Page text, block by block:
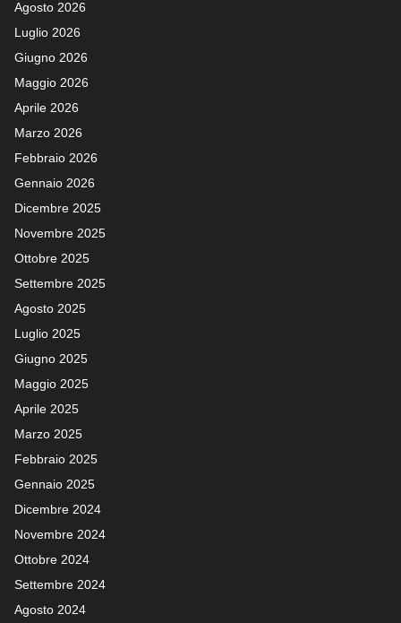
Agosto 2026
Luglio 2026
Giugno 2026
Maggio 2026
Aprile 2026
Marzo 2026
Febbraio 2026
Gennaio 2026
Dicembre 2025
Novembre 2025
Ottobre 2025
Settembre 2025
Agosto 2025
Luglio 2025
Giugno 2025
Maggio 2025
Aprile 2025
Marzo 2025
Febbraio 2025
Gennaio 2025
Dicembre 2024
Novembre 2024
Ottobre 2024
Settembre 2024
Agosto 2024